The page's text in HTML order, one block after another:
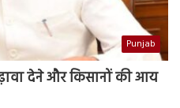
Punjab
देने और किसानों की आय